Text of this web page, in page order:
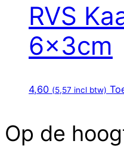
RVS
6x3cm
4,60 (5,57 incl btw)
Op de